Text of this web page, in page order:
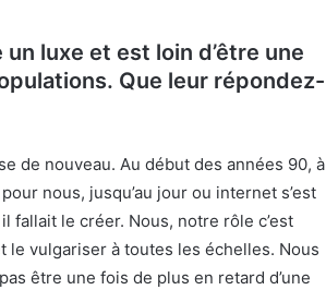
luxe et est loin d’être une
Que leur répondez-
de nouveau. Au début des années 90, à
nous, jusqu’au jour ou internet s’est
fallait le créer. Nous, notre rôle c’est
vulgariser à toutes les échelles. Nous
être une fois de plus en retard d’une